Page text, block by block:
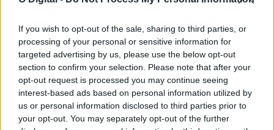
If you wish to opt-out of the sale, sharing to third parties, or
processing of your personal or sensitive information for
targeted advertising by us, please use the below opt-out
section to confirm your selection. Please note that after your
opt-out request is processed you may continue seeing
interest-based ads based on personal information utilized by
us or personal information disclosed to third parties prior to
your opt-out. You may separately opt-out of the further
Militar da GNR ferido e ameaçado de morte durante desacatos
em Estremoz